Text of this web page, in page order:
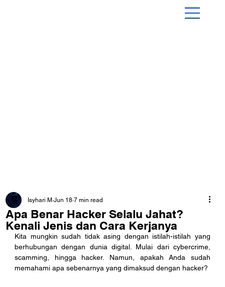
Apa Benar Hacker Selalu Jahat?
Kenali Jenis dan Cara Kerjanya
Isyhari M Jun 18 7 min read
Kita mungkin sudah tidak asing dengan istilah-istilah yang
berhubungan dengan dunia digital. Mulai dari cybercrime,
scamming, hingga hacker. Namun, apakah Anda sudah
memahami apa sebenarnya yang dimaksud dengan hacker?